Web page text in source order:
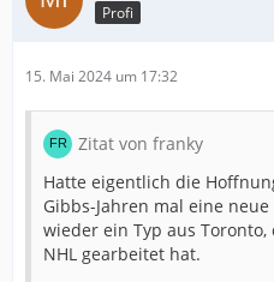
Profi
15. Mai 2024 um 17:32
Zitat von franky
Hatte eigentlich die
Gibbs-Jahren mal eine
wieder ein Typ aus
NHL gearbeitet hat.